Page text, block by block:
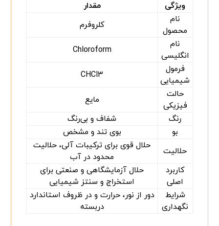
ویژگی
مقدار
نام
محصول
کلروفرم
نام
انگلیسی
Chloroform
فرمول
شیمیایی
CHCl۳
حالت
فیزیکی
مایع
رنگ
شفاف و بی‌رنگ
بو
بوی تند و مشخص
حلالیت
حلال قوی برای ترکیبات آلی، حلالیت
محدود در آب
کاربرد
اصلی
حلال آزمایشگاهی و صنعتی برای
استخراج و سنتز شیمیایی
شرایط
نگهداری
دور از نور، حرارت و در ظروف استاندارد
دربسته